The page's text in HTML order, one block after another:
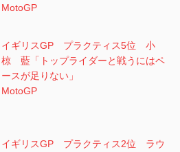
MotoGP
イギリスGP プラクティス5位 小
椋 藍「トップライダーと戦うにはペ
ースが足りない」
MotoGP
イギリスGP プラクティス2位 ラウ